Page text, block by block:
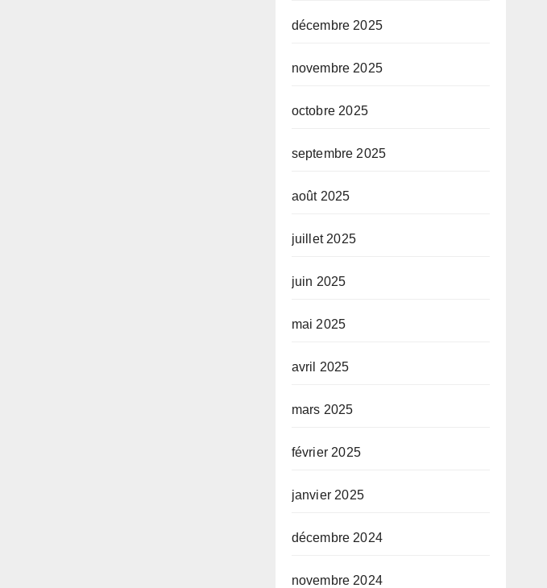
décembre 2025
novembre 2025
octobre 2025
septembre 2025
août 2025
juillet 2025
juin 2025
mai 2025
avril 2025
mars 2025
février 2025
janvier 2025
décembre 2024
novembre 2024